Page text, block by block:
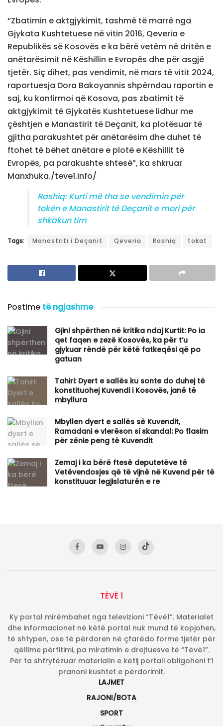
“Zbatimin e aktgjykimit, tashmë të marrë nga
Gjykata Kushtetuese në vitin 2016, Qeveria e
Republikës së Kosovës e ka bërë vetëm në dritën e
anëtarësimit në Këshillin e Evropës dhe për asgjë
tjetër. Siç dihet, pas vendimit, në mars të vitit 2024,
raportuesja Dora Bakoyannis shpërndau raportin e
saj, ku konfirmoi që Kosova, pas zbatimit të
aktgjykimit të Gjykatës Kushtetuese lidhur me
çështjen e Manastirit të Deçanit, ka plotësuar të
gjitha parakushtet për anëtarësim dhe duhet të
ftohet të bëhet anëtare e plotë e Këshillit të
Evropës, pa parakushte shtesë”, ka shkruar
Manxhuka./teve1.info/
Rashiq: Kurti më tha se vendimin për
tokën e Manastirit të Deçanit e mori për
shkakun tim
Tags: Manastriti i Deçanit Qeveria Rashiq tokat
Postime të ngjashme
Gjini shpërthen në kritika ndaj Kurtit: Po ia
qet faqen e zezë Kosovës, ka për t’u
gjykuar rëndë për këtë fatkeqësi që po
gatuan
Tahiri: Dyert e sallës ku sonte do duhej të
konstituohej Kuvendi i Kosovës, janë të
mbyllura
Mbyllen dyert e sallës së Kuvendit,
Ramadani e vlerëson si skandal: Po flasim
për zënie peng të Kuvendit
Zemaj i ka bërë ftesë deputetëve të
Vetëvendosjes që të vijnë në Kuvend për të
konstituuar legjislaturën e re
TËVË 1
Ky portal mirëmbahet nga televizioni “Tëvë1”. Materialet
dhe informacionet në këtë portal nuk mund të kopjohen,
të shtypen, ose të përdoren në çfarëdo forme tjetër për
qëllime përfitimi, pa miratimin e drejtuesve të “Tëvë1”.
Për ta shfrytëzuar materialin e këtij portali obligoheni t’i
pranoni kushtet e përdorimit.
LAJMET
RAJONI/BOTA
SPORT